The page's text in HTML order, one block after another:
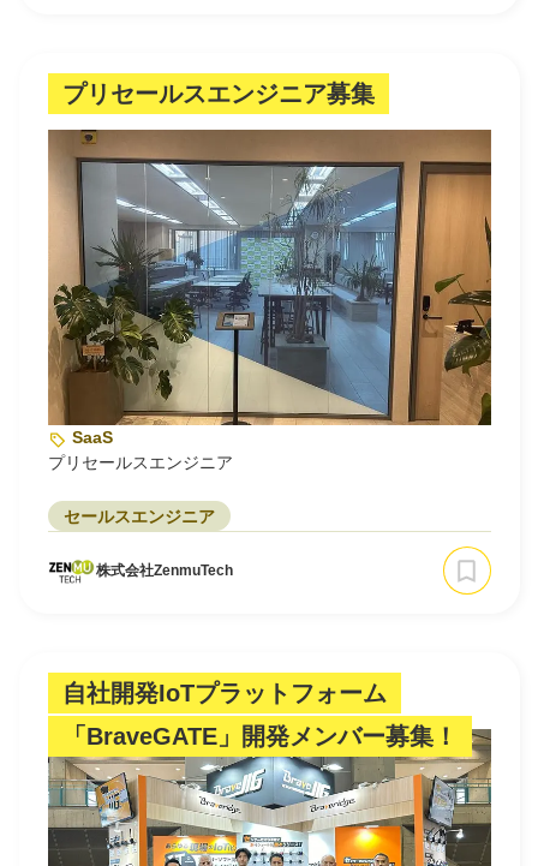
プリセールスエンジニア募集
SaaS
プリセールスエンジニア
セールスエンジニア
株式会社ZenmuTech
自社開発IoTプラットフォーム
「BraveGATE」開発メンバー募集！